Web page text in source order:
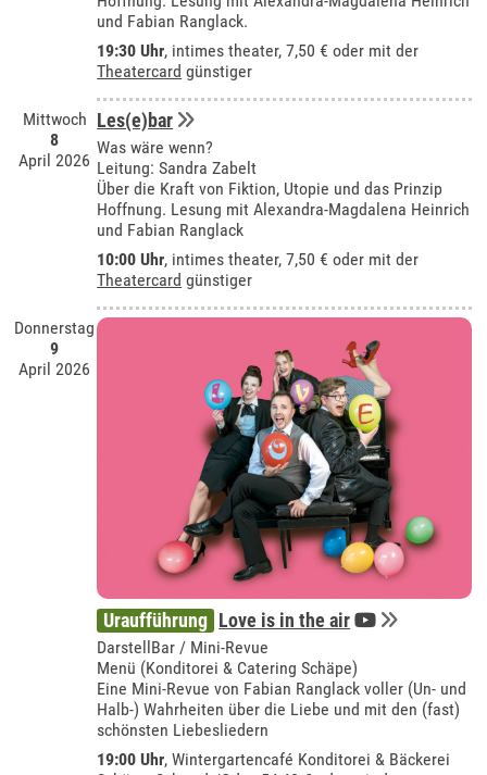
und Fabian Ranglack.
19:30 Uhr, intimes theater, 7,50 € oder mit der
Theatercard günstiger
Mittwoch
8
April 2026
Les(e)bar
Was wäre wenn?
Leitung: Sandra Zabelt
Über die Kraft von Fiktion, Utopie und das Prinzip
Hoffnung. Lesung mit Alexandra-Magdalena Heinrich
und Fabian Ranglack
10:00 Uhr, intimes theater, 7,50 € oder mit der
Theatercard günstiger
Donnerstag
9
April 2026
Uraufführung Love is in the air
DarstellBar / Mini-Revue
Menü (Konditorei & Catering Schäpe)
Eine Mini-Revue von Fabian Ranglack voller (Un- und
Halb-) Wahrheiten über die Liebe und mit den (fast)
schönsten Liebesliedern
19:00 Uhr,Wintergartencafé Konditorei & Bäckerei